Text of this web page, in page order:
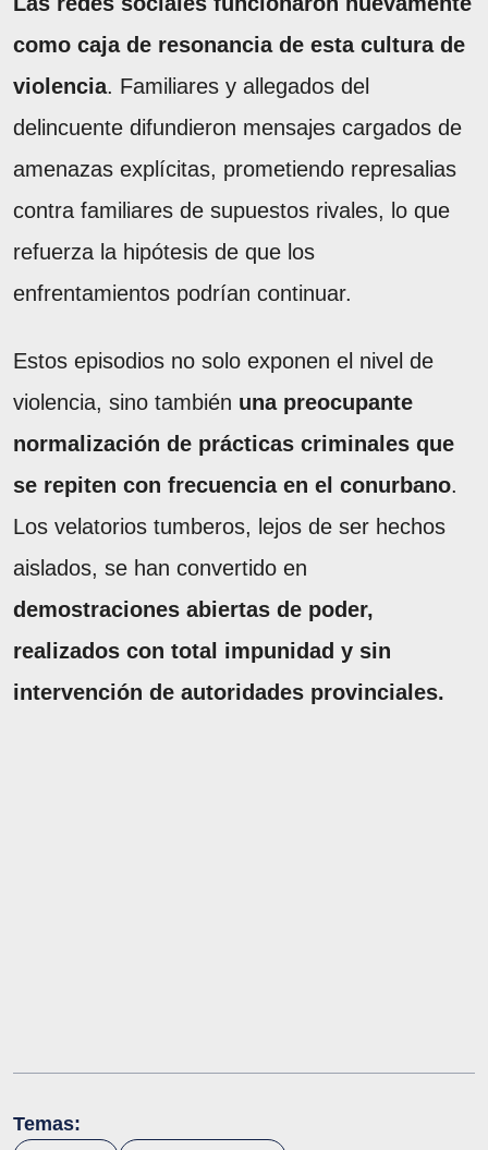
como caja de resonancia de esta cultura de
violencia. Familiares y allegados del
delincuente difundieron mensajes cargados de
amenazas explícitas, prometiendo represalias
contra familiares de supuestos rivales, lo que
refuerza la hipótesis de que los
enfrentamientos podrían continuar.
Estos episodios no solo exponen el nivel de
violencia, sino también una preocupante
normalización de prácticas criminales que
se repiten con frecuencia en el conurbano.
Los velatorios tumberos, lejos de ser hechos
aislados, se han convertido en
demostraciones abiertas de poder,
realizados con total impunidad y sin
intervención de autoridades provinciales.
Temas: